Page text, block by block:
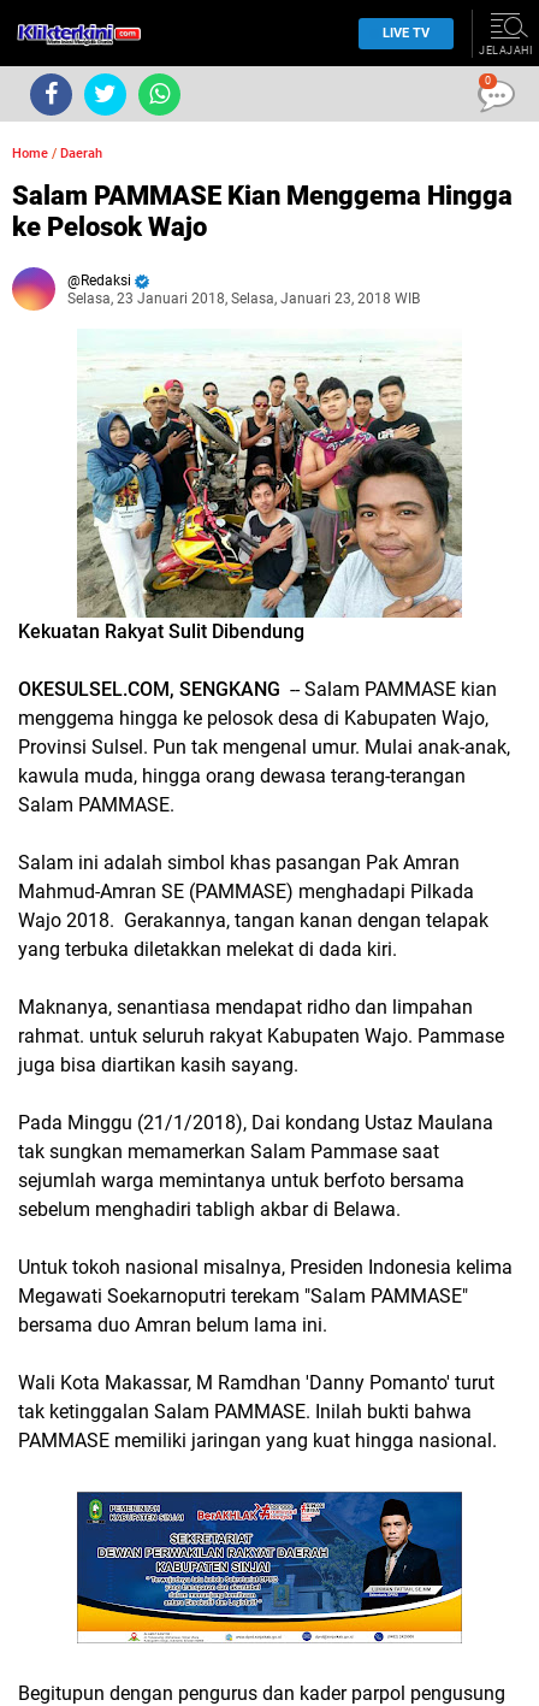
LIVE TV
JELAJAHI
Home / Daerah
Salam PAMMASE Kian Menggema Hingga
ke Pelosok Wajo
Redaksi
Selasa, 23 Januari 2018, Selasa, Januari 23, 2018 WIB
Kekuatan Rakyat Sulit Dibendung
OKESULSEL.COM, SENGKANG -- Salam PAMMASE kian
menggema hingga ke pelosok desa di Kabupaten Wajo,
Provinsi Sulsel. Pun tak mengenal umur. Mulai anak-anak,
kawula muda, hingga orang dewasa terang-terangan
Salam PAMMASE.
Salam ini adalah simbol khas pasangan Pak Amran
Mahmud-Amran SE (PAMMASE) menghadapi Pilkada
Wajo 2018. Gerakannya, tangan kanan dengan telapak
yang terbuka diletakkan melekat di dada kiri.
Maknanya, senantiasa mendapat ridho dan limpahan
rahmat. untuk seluruh rakyat Kabupaten Wajo. Pammase
juga bisa diartikan kasih sayang.
Pada Minggu (21/1/2018), Dai kondang Ustaz Maulana
tak sungkan memamerkan Salam Pammase saat
sejumlah warga memintanya untuk berfoto bersama
sebelum menghadiri tabligh akbar di Belawa.
Untuk tokoh nasional misalnya, Presiden Indonesia kelima
Megawati Soekarnoputri terekam "Salam PAMMASE"
bersama duo Amran belum lama ini.
Wali Kota Makassar, M Ramdhan 'Danny Pomanto' turut
tak ketinggalan Salam PAMMASE. Inilah bukti bahwa
PAMMASE memiliki jaringan yang kuat hingga nasional.
Begitupun dengan pengurus dan kader parpol pengusung
0